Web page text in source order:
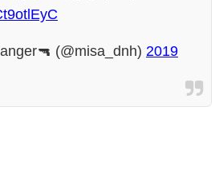
(@misa_dnh) 2019